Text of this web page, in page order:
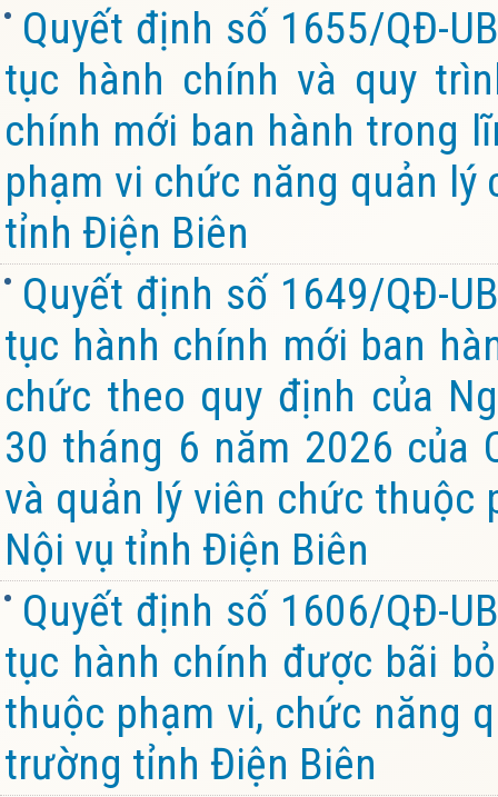
Quyết định số 1655/QĐ-
tục hành chính và quy
chính mới ban hành trong
phạm vi chức năng quản
tỉnh Điện Biên
Quyết định số 1649/QĐ-
tục hành chính mới ban
chức theo quy định của
30 tháng 6 năm 2026 của
và quản lý viên chức thuộc
Nội vụ tỉnh Điện Biên
Quyết định số 1606/QĐ-
tục hành chính được bãi
thuộc phạm vi, chức năng
trường tỉnh Điện Biên